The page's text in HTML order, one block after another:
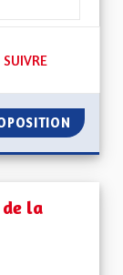
52 ABONNÉS
SUIVRE
la